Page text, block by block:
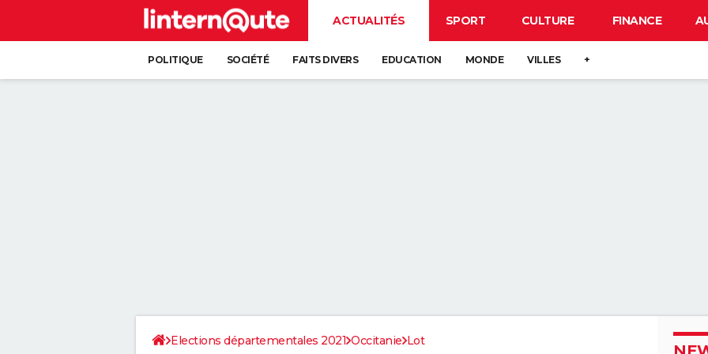
ACTUALITÉS SPORT CULTURE FINANCE
POLITIQUE SOCIÉTÉ FAITS DIVERS EDUCATION MONDE VILLES +
Elections départementales 2021 Occitanie Lot